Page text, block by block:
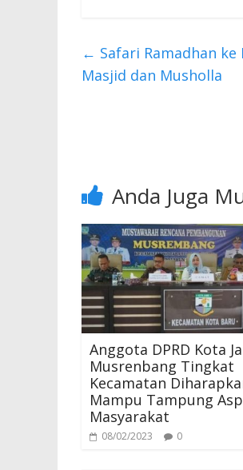
b
o
er s
A
← Safari Ramadhan
Masjid dan Musholla
Anda Juga
Anggota DPRD Kota
Musrenbang Tingkat
Kecamatan
Mampu Tampung
Masyarakat
08/02/2023 0